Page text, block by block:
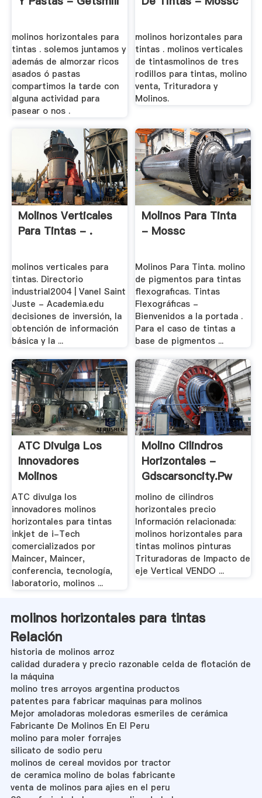
molinos horizontales para
tintas . solemos juntamos y
además de almorzar ricos
asados ó pastas
compartimos la tarde con
alguna actividad para
pasear o nos .
molinos horizontales para
tintas . molinos verticales
de tintasmolinos de tres
rodillos para tintas, molino
venta, Trituradora y
Molinos.
Molinos Verticales
Para Tintas - .
molinos verticales para
tintas. Directorio
industrial2004 | Vanel Saint
Juste - Academia.edu
decisiones de inversión, la
obtención de información
básica y la ...
Molinos Para Tinta
- Mossc
Molinos Para Tinta. molino
de pigmentos para tintas
flexograficas. Tintas
Flexográficas -
Bienvenidos a la portada .
Para el caso de tintas a
base de pigmentos ...
ATC Divulga Los
Innovadores
Molinos
Horizontales .
ATC divulga los
innovadores molinos
horizontales para tintas
inkjet de i-Tech
comercializados por
Maincer, Maincer,
conferencia, tecnología,
laboratorio, molinos ...
Molino Cilindros
Horizontales -
Gdscarsoncity.pw
molino de cilindros
horizontales precio
Información relacionada:
molinos horizontales para
tintas molinos pinturas
Trituradoras de Impacto de
eje Vertical VENDO ...
molinos horizontales para tintas
Relación
historia de molinos arroz
calidad duradera y precio razonable celda de flotación de
la máquina
molino tres arroyos argentina productos
patentes para fabricar maquinas para molinos
Mejor amoladoras moledoras esmeriles de cerámica
Fabricante De Molinos En El Peru
molino para moler forrajes
silicato de sodio peru
molinos de cereal movidos por tractor
de ceramica molino de bolas fabricante
venta de molinos para ajies en el peru